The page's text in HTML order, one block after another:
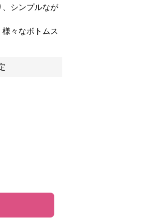
、シンプルなが
々なボトムス